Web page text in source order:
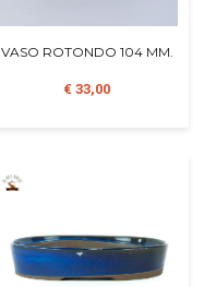
VASO ROTONDO 104 MM.
€ 33,00